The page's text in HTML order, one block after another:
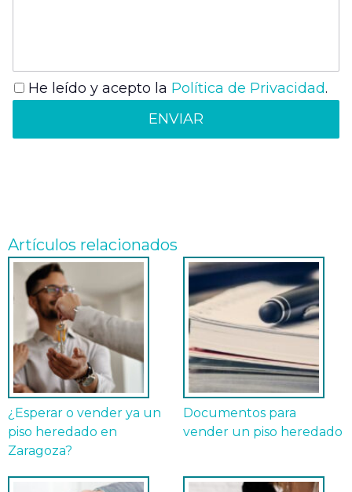
He leído y acepto la Política de Privacidad.
Artículos relacionados
¿Esperar o vender ya un
piso heredado en
Zaragoza?
Documentos para
vender un piso heredado